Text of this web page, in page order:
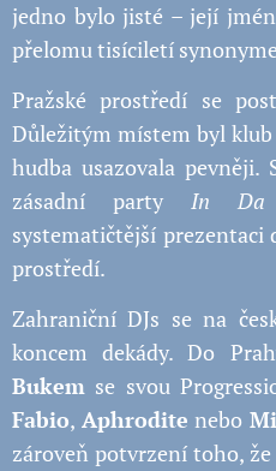
jedno bylo jisté – její
přelomu tisíciletí
Pražské prostředí se
Důležitým místem byl klub
hudba usazovala pevněji.
zásadní party In Da
systematičtější prezentaci
prostředí.
Zahraniční DJs se na
koncem dekády. Do
Bukem se svou
Fabio, Aphrodite nebo
zároveň potvrzení toho,